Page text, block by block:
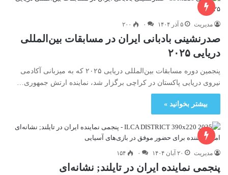
مدیریت ۵ آذر ۱۴۰۴ ۰ ۲۰۰
صدرنشینی بادبانی ایران در مسابقات بین‌المللی
دریایی ۲۰۲۵
پنجمین دوره مسابقات بین‌المللی دریایی ۲۰۲۵ که به میزبانی آکادمی
نیروی دریایی پاکستان در کراچی برگزار شد، نماینده ارتش جمهوری…
بیشتر بخوانید »
مدیریت ۲۰ آبان ۱۴۰۴ ۰ ۱۵۴
پنجمی نماینده ایران در تایلند; نشانه‌ای